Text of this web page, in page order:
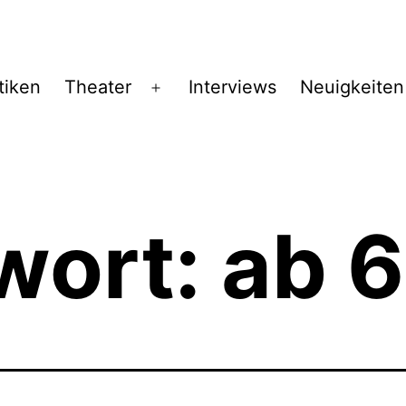
Theater
Menü
Interviews Neuigkeiten
ab